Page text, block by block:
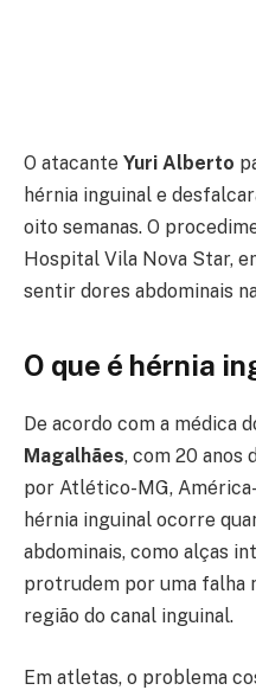
O atacante Yuri Alberto
hérnia inguinal e
oito semanas. O
Hospital Vila Nova Star,
sentir dores abdominais
O que é hérnia
De acordo com a médica
Magalhães, com 20 anos
por Atlético-MG,
hérnia inguinal ocorre
abdominais, como alças
protrudem por uma falha
região do canal inguinal.
Em atletas, o problema